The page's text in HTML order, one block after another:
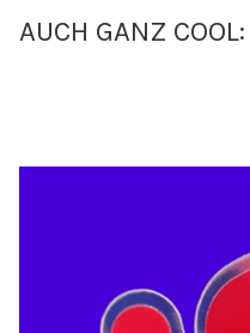
AUCH GANZ COOL: